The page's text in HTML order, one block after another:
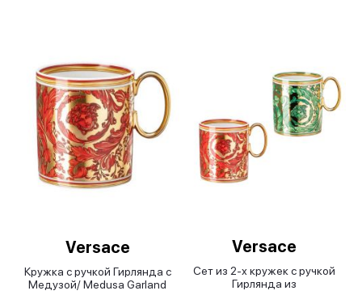
Versace
Кружка с ручкой Гирлянда с
Медузой/ Medusa Garland
Versace
Сет из 2-х кружек с ручкой
Гирлянда из